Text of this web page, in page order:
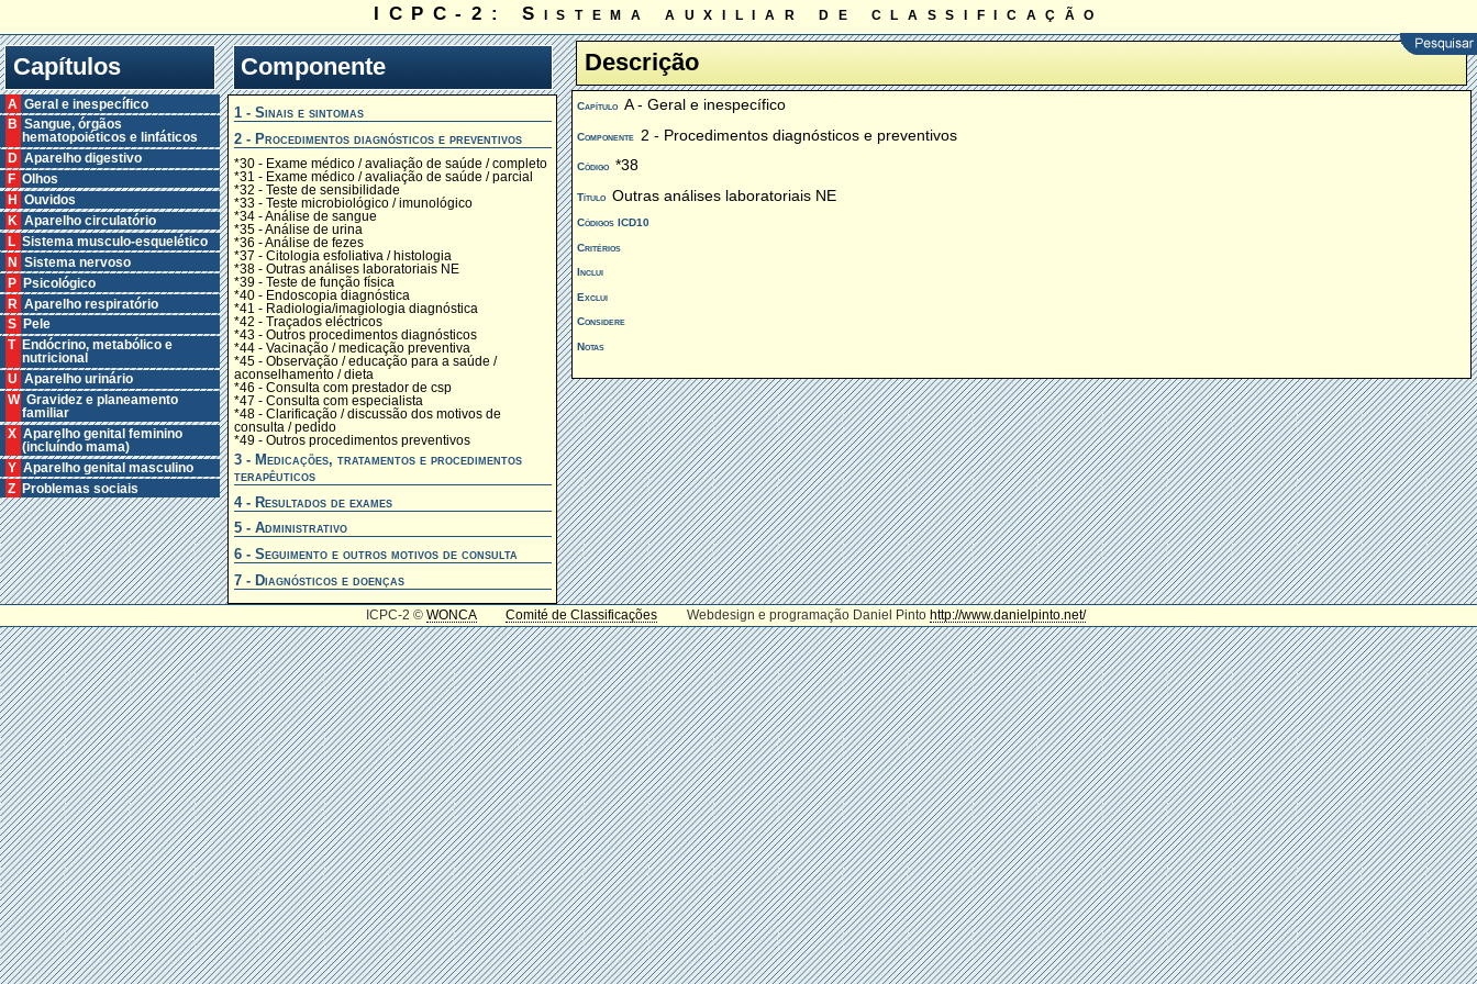
ICPC-2: Sistema auxiliar de classificação
Capítulos
A Geral e inespecífico
B Sangue, órgãos
hematopoiéticos e linfáticos
D Aparelho digestivo
F Olhos
H Ouvidos
K Aparelho circulatório
L Sistema musculo-esquelético
N Sistema nervoso
P Psicológico
R Aparelho respiratório
S Pele
T Endócrino, metabólico e
nutricional
U Aparelho urinário
W Gravidez e planeamento
familiar
X Aparelho genital feminino
(incluíndo mama)
Y Aparelho genital masculino
Z Problemas sociais
Componente
1 - Sinais e sintomas
2 - Procedimentos diagnósticos e preventivos
*30 - Exame médico / avaliação de saúde / completo
*31 - Exame médico / avaliação de saúde / parcial
*32 - Teste de sensibilidade
*33 - Teste microbiológico / imunológico
*34 - Análise de sangue
*35 - Análise de urina
*36 - Análise de fezes
*37 - Citologia esfoliativa / histologia
*38 - Outras análises laboratoriais NE
*39 - Teste de função física
*40 - Endoscopia diagnóstica
*41 - Radiologia/imagiologia diagnóstica
*42 - Traçados eléctricos
*43 - Outros procedimentos diagnósticos
*44 - Vacinação / medicação preventiva
*45 - Observação / educação para a saúde /
aconselhamento / dieta
*46 - Consulta com prestador de csp
*47 - Consulta com especialista
*48 - Clarificação / discussão dos motivos de
consulta / pedido
*49 - Outros procedimentos preventivos
3 - Medicações, tratamentos e procedimentos
terapêuticos
4 - Resultados de exames
5 - Administrativo
6 - Seguimento e outros motivos de consulta
7 - Diagnósticos e doenças
Descrição
Capítulo A - Geral e inespecífico
Componente 2 - Procedimentos diagnósticos e preventivos
Código *38
Título Outras análises laboratoriais NE
Códigos ICD10
Critérios
Inclui
Exclui
Considere
Notas
ICPC-2 ©WONCA Comité de Classificações Webdesign e programação Daniel Pinto http://www.danielpinto.net/